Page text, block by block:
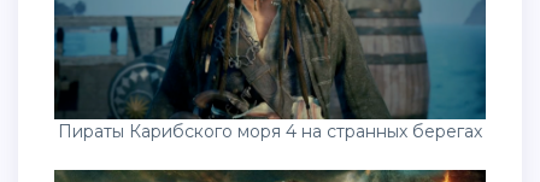
Пираты Карибского моря 4 на странных берегах